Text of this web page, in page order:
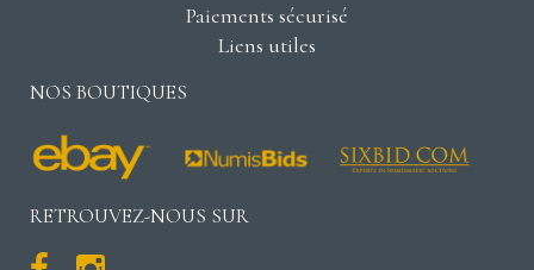
Paiements sécurisé
Liens utiles
NOS BOUTIQUES
RETROUVEZ-NOUS SUR